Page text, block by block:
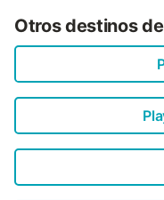
Otros destinos